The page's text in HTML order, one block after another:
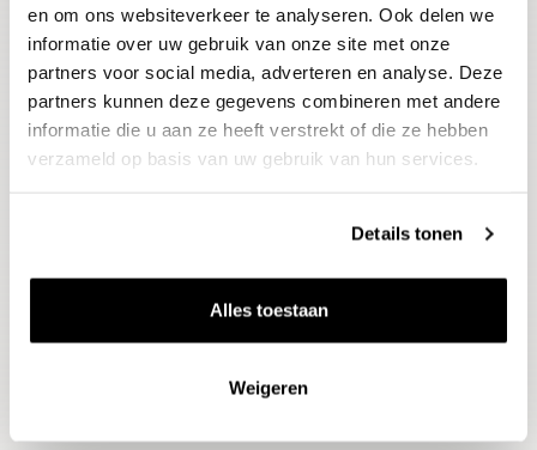
en om ons websiteverkeer te analyseren. Ook delen we
informatie over uw gebruik van onze site met onze
partners voor social media, adverteren en analyse. Deze
partners kunnen deze gegevens combineren met andere
informatie die u aan ze heeft verstrekt of die ze hebben
verzameld op basis van uw gebruik van hun services.
Details tonen
Alles toestaan
Weigeren
E-mailadres
Aanmelden
Thema's